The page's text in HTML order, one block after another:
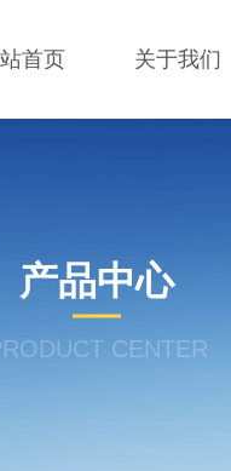
首页 关于我们
产品中心
CENTER